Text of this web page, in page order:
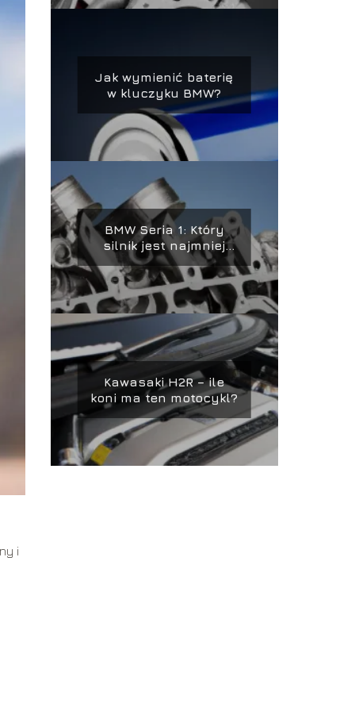
i
Jak wymienić baterię
w kluczyku BMW?
BMW Seria 1: Który
silnik jest najmniej
awaryjny?
Kawasaki H2R – ile
koni ma ten motocykl?